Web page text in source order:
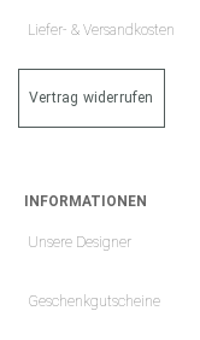
Liefer- & Versandkosten
Vertrag widerrufen
INFORMATIONEN
Unsere Designer
Geschenkgutscheine